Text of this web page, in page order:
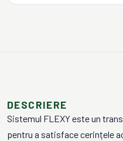
DESCRIERE
Sistemul FLEXY este un
pentru a satisface cerințele